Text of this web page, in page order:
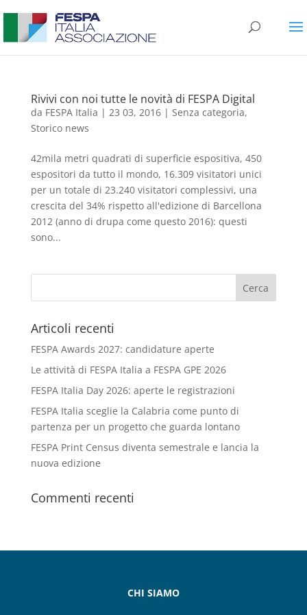
Rivivi con noi tutte le novità di FESPA Digital
da FESPA Italia | 23 03, 2016| Senza categoria,
Storico news
42mila metri quadrati di superficie espositiva, 450
espositori da tutto il mondo, 16.309 visitatori unici
per un totale di 23.240 visitatori complessivi, una
crescita del 34% rispetto all'edizione di Barcellona
2012 (anno di drupa come questo 2016): questi
sono...
Articoli recenti
FESPA Awards 2027: candidature aperte
Le attività di FESPA Italia a FESPA GPE 2026
FESPA Italia Day 2026: aperte le registrazioni
FESPA Italia sceglie la Calabria come punto di
partenza per un progetto che guarda lontano
FESPA Print Census diventa semestrale e lancia la
nuova edizione
Commenti recenti
CHI SIAMO